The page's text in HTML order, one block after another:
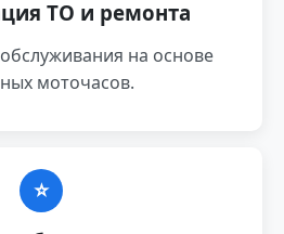
ТО и ремонта
на основе
моточасов.
⭐